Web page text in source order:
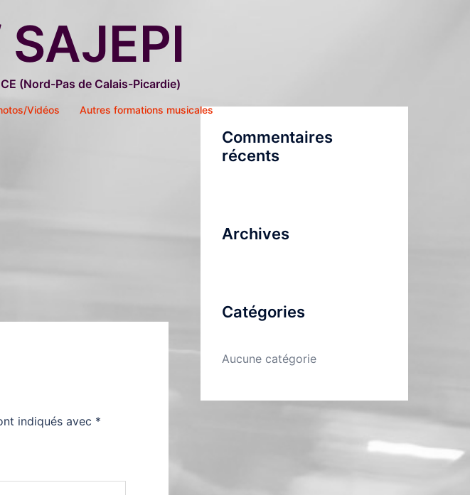
(Nord-Pas de Calais-Picardie)
Vidéos Autres formations musicales
indiqués avec *
Commentaires
récents
Archives
Catégories
Aucune catégorie